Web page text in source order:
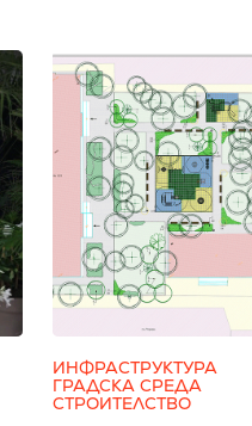
ИНФРАСТРУКТУРА
ГРАДСКА СРЕДА
СТРОИТЕЛСТВО